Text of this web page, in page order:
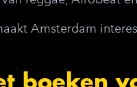
Amsterdam
boeken